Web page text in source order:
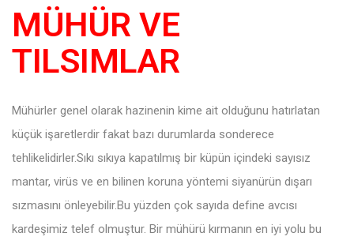
MÜHÜR VE
TILSIMLAR
Mühürler genel olarak hazinenin kime ait olduğunu hatırlatan
küçük işaretlerdir fakat bazı durumlarda sonderece
tehlikelidirler.Sıkı sıkıya kapatılmış bir küpün içindeki sayısız
mantar, virüs ve en bilinen koruna yöntemi siyanürün dışarı
sızmasını önleyebilir.Bu yüzden çok sayıda define avcısı
kardeşimiz telef olmuştur. Bir mühürü kırmanın en iyi yolu bu